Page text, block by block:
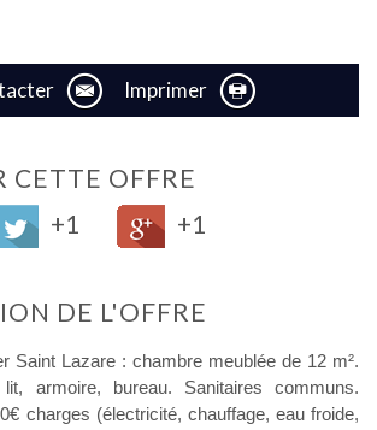
Imprimer
CETTE OFFRE
+1
+1
DE L'OFFRE
Saint Lazare : chambre meublée de 12 m².
armoire, bureau. Sanitaires communs.
charges (électricité, chauffage, eau froide,